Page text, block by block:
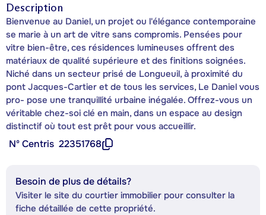
Description
Bienvenue au Daniel, un projet ou l'élégance contemporaine
se marie à un art de vitre sans compromis. Pensées pour
vitre bien-être, ces résidences lumineuses offrent des
matériaux de qualité supérieure et des finitions soignées.
Niché dans un secteur prisé de Longueuil, à proximité du
pont Jacques-Cartier et de tous les services, Le Daniel vous
pro- pose une tranquillité urbaine inégalée. Offrez-vous un
véritable chez-soi clé en main, dans un espace au design
distinctif où tout est prêt pour vous accueillir.
Nº Centris 22351768
Besoin de plus de détails?
Visiter le site du courtier immobilier pour consulter la
fiche détaillée de cette propriété.